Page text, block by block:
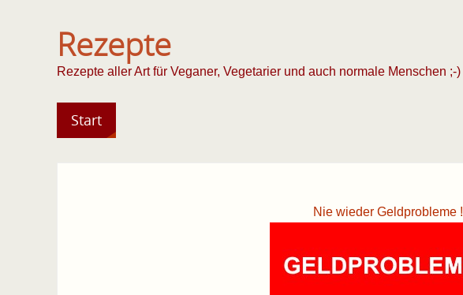
Rezepte
Rezepte aller Art für Veganer, Vegetarier und auch normale Menschen ;-)
Start
Nie wieder Geldprobleme !